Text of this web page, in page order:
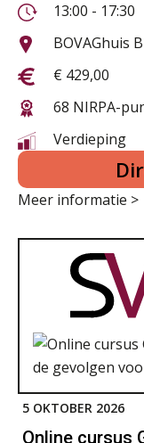
13:00 - 17:30
BOVAGhuis
€ 429,00
68 NIRPA-
Verdieping
Meer informatie >
5 OKTOBER 2026
Online cursus